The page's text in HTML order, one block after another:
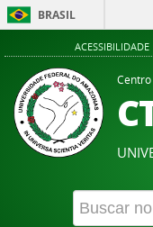
BRASIL
ACESSIBILIDADE